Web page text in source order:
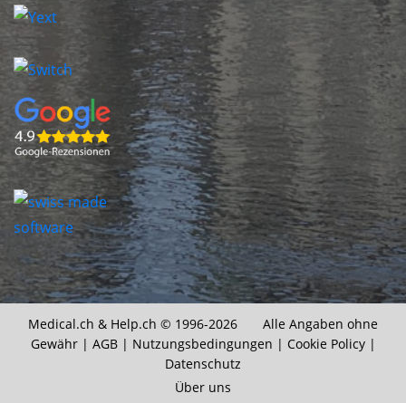
Medical.ch & Help.ch © 1996-2026 Alle Angaben ohne
Gewähr | AGB| Nutzungsbedingungen | Cookie Policy|
Datenschutz
Über uns